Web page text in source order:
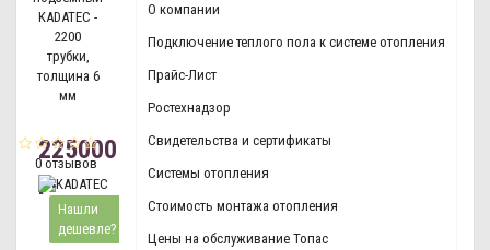
О компании
Подключение теплого пола к системе отопления
Прайс-Лист
Ростехнадзор
Свидетельства и сертификаты
Системы отопления
Стоимость монтажа отопления
Цены на обслуживание Топас
0 отзывов
225000
р.
Нашли
дешевле?